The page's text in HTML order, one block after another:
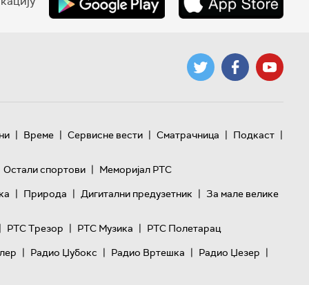
| Време | Сервисне вести | Сматрачница | Подкаст |
Остали спортови | Меморијал РТС
| Природа | Дигитални предузетник | За мале велике
| РТС Трезор | РТС Музика | РТС Полетарац
| Радио Џубокс | Радио Вртешка | Радио Џезер |